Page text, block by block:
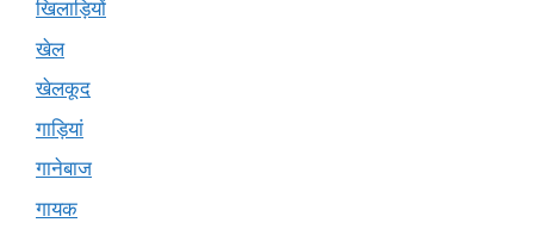
खिलाड़ियों
खेल
खेलकूद
गाड़ियां
गानेबाज
गायक